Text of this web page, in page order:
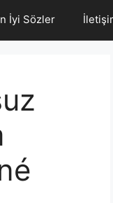
İyi Sözler